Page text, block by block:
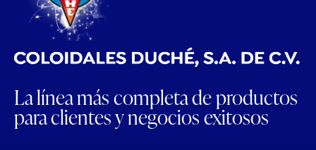
La línea más completa de productos
para clientes y negocios exitosos